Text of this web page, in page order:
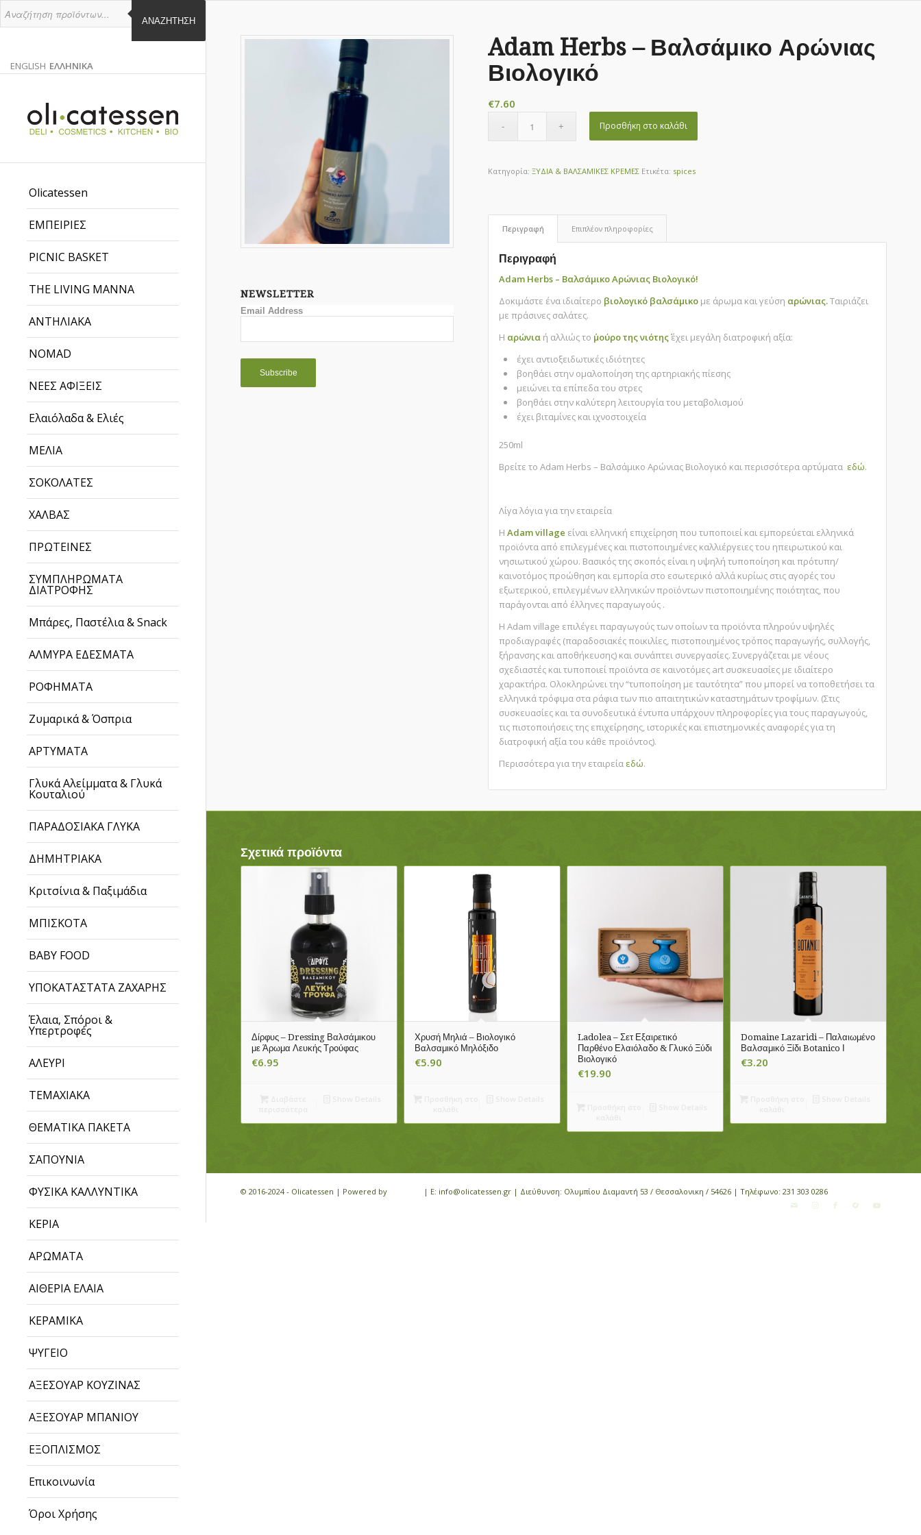
ΑΝΑΖΉΤΗΣΗ
ENGLISH ΕΛΛΗΝΙΚΑ
EL
Olicatessen
ΕΜΠΕΙΡΙΕΣ
PICNIC BASKET
THE LIVING MANNA
ΑΝΤΗΛΙΑΚΑ
NOMAD
ΝΕΕΣ ΑΦΙΞΕΙΣ
Ελαιόλαδα & Ελιές
ΜΕΛΙΑ
ΣΟΚΟΛΑΤΕΣ
ΧΑΛΒΑΣ
ΠΡΩΤΕΙΝΕΣ
ΣΥΜΠΛΗΡΩΜΑΤΑ
ΔΙΑΤΡΟΦΗΣ
Μπάρες, Παστέλια & Snack
ΑΛΜΥΡΑ ΕΔΕΣΜΑΤΑ
ΡΟΦΗΜΑΤΑ
Ζυμαρικά & Όσπρια
ΑΡΤΥΜΑΤΑ
Γλυκά Αλείμματα & Γλυκά
Κουταλιού
ΠΑΡΑΔΟΣΙΑΚΑ ΓΛΥΚΑ
ΔΗΜΗΤΡΙΑΚΑ
Κριτσίνια & Παξιμάδια
ΜΠΙΣΚΟΤΑ
BABY FOOD
ΥΠΟΚΑΤΑΣΤΑΤΑ ΖΑΧΑΡΗΣ
Έλαια, Σπόροι &
Υπερτροφές
ΑΛΕΥΡΙ
ΤΕΜΑΧΙΑΚΑ
ΘΕΜΑΤΙΚΑ ΠΑΚΕΤΑ
ΣΑΠΟΥΝΙΑ
ΦΥΣΙΚΑ ΚΑΛΛΥΝΤΙΚΑ
ΚΕΡΙΑ
ΑΡΩΜΑΤΑ
ΑΙΘΕΡΙΑ ΕΛΑΙΑ
ΚΕΡΑΜΙΚΑ
ΨΥΓΕΙΟ
ΑΞΕΣΟΥΑΡ ΚΟΥΖΙΝΑΣ
ΑΞΕΣΟΥΑΡ ΜΠΑΝΙΟΥ
ΕΞΟΠΛΙΣΜΟΣ
Επικοινωνία
Όροι Χρήσης
NEWSLETTER
Email Address
Adam Herbs – Βαλσάμικο Αρώνιας
Βιολογικό
€7.60
Προσθήκη στο καλάθι
Κατηγορία:ΞΥΔΙΑ & ΒΑΛΣΑΜΙΚΕΣ ΚΡΕΜΕΣ Ετικέτα: spices
Περιγραφή Επιπλέον πληροφορίες
Περιγραφή
Adam Herbs – Βαλσάμικο Αρώνιας Βιολογικό!
Δοκιμάστε ένα ιδιαίτερο βιολογικό βαλσάμικο με άρωμα και γεύση αρώνιας.Ταιριάζει
με πράσινες σαλάτες.
Η αρώνια ή αλλιώς το ΄μούρο της νιότης΄έχει μεγάλη διατροφική αξία:
έχει αντιοξειδωτικές ιδιότητες
βοηθάει στην ομαλοποίηση της αρτηριακής πίεσης
μειώνει τα επίπεδα του στρες
βοηθάει στην καλύτερη λειτουργία του μεταβολισμού
έχει βιταμίνες και ιχνοστοιχεία
250ml
Βρείτε το Adam Herbs – Βαλσάμικο Αρώνιας Βιολογικό και περισσότερα αρτύματα εδώ.
Λίγα λόγια για την εταιρεία
ΗAdam village είναι ελληνική επιχείρηση που τυποποιεί και εμπορεύεται ελληνικά
προϊόντα από επιλεγμένες και πιστοποιημένες καλλιέργειες του ηπειρωτικού και
νησιωτικού χώρου. Βασικός της σκοπός είναι η υψηλή τυποποίηση και πρότυπη/
καινοτόμος προώθηση και εμπορία στο εσωτερικό αλλά κυρίως στις αγορές του
εξωτερικού, επιλεγμένων ελληνικών προϊόντων πιστοποιημένης ποιότητας, που
παράγονται από έλληνες παραγωγούς .
Η Adam village επιλέγει παραγωγούς των οποίων τα προϊόντα πληρούν υψηλές
προδιαγραφές (παραδοσιακές ποικιλίες, πιστοποιημένος τρόπος παραγωγής, συλλογής,
ξήρανσης και αποθήκευσης) και συνάπτει συνεργασίες. Συνεργάζεται με νέους
σχεδιαστές και τυποποιεί προϊόντα σε καινοτόμες art συσκευασίες με ιδιαίτερο
χαρακτήρα. Ολοκληρώνει την “τυποποίηση με ταυτότητα” που μπορεί να τοποθετήσει τα
ελληνικά τρόφιμα στα ράφια των πιο απαιτητικών καταστημάτων τροφίμων. (Στις
συσκευασίες και τα συνοδευτικά έντυπα υπάρχουν πληροφορίες για τους παραγωγούς,
τις πιστοποιήσεις της επιχείρησης, ιστορικές και επιστημονικές αναφορές για τη
διατροφική αξία του κάθε προϊόντος).
Περισσότερα για την εταιρεία εδώ.
Σχετικά προϊόντα
Δίρφυς – Dressing Βαλσάμικου
με Άρωμα Λευκής Τρούφας
€6.95
Χρυσή Μηλιά – Βιολογικό
Βαλσαμικό Μηλόξιδο
€5.90
Ladolea – Σετ Εξαιρετικό
Παρθένο Ελαιόλαδο & Γλυκό Ξύδι
Βιολογικό
€19.90
Domaine Lazaridi – Παλαιωμένο
Βαλσαμικό Ξίδι Botanico Ι
€3.20
© 2016-2024 - Olicatessen | Powered by | E: info@olicatessen.gr | Διεύθυνση: Ολυμπίου Διαμαντή 53 / Θεσσαλονικη / 54626 | Τηλέφωνο: 231 303 0286